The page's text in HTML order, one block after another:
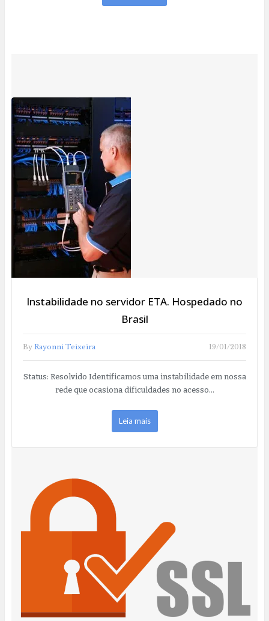
Instabilidade no servidor ETA. Hospedado no
Brasil
By Rayonni Teixeira 19/01/2018
Status: Resolvido Identificamos uma instabilidade em nossa
rede que ocasiona dificuldades no acesso…
Leia mais